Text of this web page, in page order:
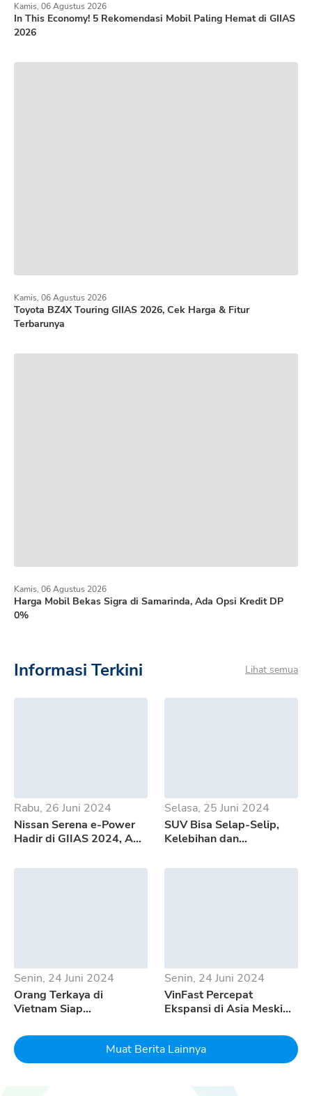
In This Economy! 5 Rekomendasi Mobil Paling Hemat di GIIAS
2026
Kamis, 06 Agustus 2026
Toyota BZ4X Touring GIIAS 2026, Cek Harga & Fitur
Terbarunya
Kamis, 06 Agustus 2026
Harga Mobil Bekas Sigra di Samarinda, Ada Opsi Kredit DP
0%
Kamis, 06 Agustus 2026
Informasi Terkini Lihat semua
Rabu, 26 Juni 2024
Nissan Serena e-Power
Hadir di GIIAS 2024, Apa
Selasa, 25 Juni 2024
SUV Bisa Selap-Selip,
Kelebihan dan
500
Senin, 24 Juni 2024
Orang Terkaya di
Vietnam Siap
Uangnya Untuk EV
Dream
Senin, 24 Juni 2024
VinFast Percepat
Ekspansi di Asia Meski
Melambat
Muat Berita Lainnya